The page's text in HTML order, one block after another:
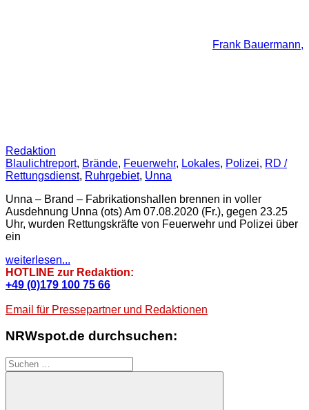
Frank Bauermann,
Redaktion
Blaulichtreport, Brände, Feuerwehr, Lokales, Polizei, RD /
Rettungsdienst, Ruhrgebiet, Unna
Unna – Brand – Fabrikationshallen brennen in voller
Ausdehnung Unna (ots) Am 07.08.2020 (Fr.), gegen 23.25
Uhr, wurden Rettungskräfte von Feuerwehr und Polizei über
ein
weiterlesen...
HOTLINE zur Redaktion:
+49 (0)179 100 75 66
Email für Pressepartner und Redaktionen
NRWspot.de durchsuchen:
Suchen
nach: